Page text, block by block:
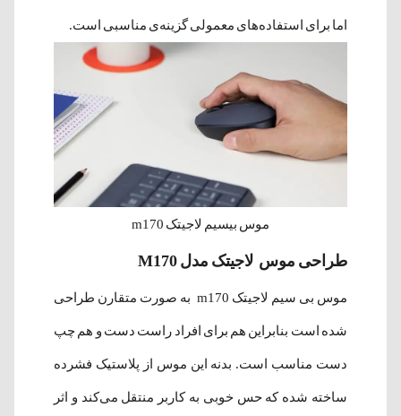
اما برای استفاده‌های معمولی گزینه‌ی مناسبی است.
موس بیسیم لاجیتک m170
طراحی موس لاجیتک مدل M170
موس بی سیم لاجیتک m170 به صورت متقارن طراحی
شده است بنابراین هم برای افراد راست دست و هم چپ
دست مناسب است. بدنه این موس از پلاستیک فشرده
ساخته شده که حس خوبی به کاربر منتقل می‌کند و اثر